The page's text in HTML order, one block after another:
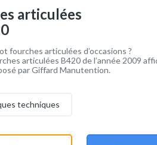
articulées
fourches articulées d’occasions ?
articulées B420 de l’année 2009
par Giffard Manutention.
techniques